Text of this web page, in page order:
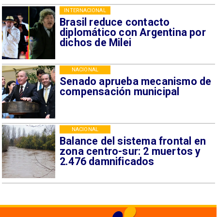
Brasil reduce contacto
diplomático con Argentina por
dichos de Milei
INTERNACIONAL
Senado aprueba mecanismo de
compensación municipal
NACIONAL
Balance del sistema frontal en
zona centro-sur: 2 muertos y
2.476 damnificados
NACIONAL